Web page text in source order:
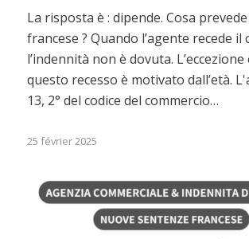
La risposta è : dipende. Cosa
francese ? Quando l’agente recede il
l’indennità non è dovuta.
questo recesso è motivato dall’età.
13, 2° del codice del commercio…
25 février 2025